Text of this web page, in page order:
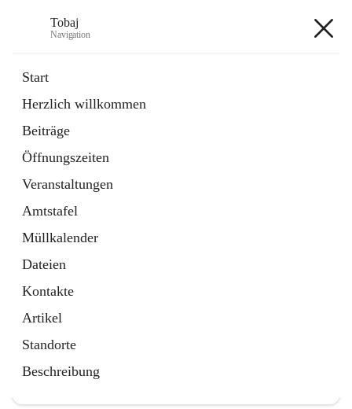
Tobaj
Navigation
Start
Herzlich willkommen
Beiträge
Öffnungszeiten
Veranstaltungen
Amtstafel
Müllkalender
Dateien
Kontakte
Artikel
Standorte
Beschreibung
Externe Webseite
in
Tab
Formulare
2 Schnellzugriffe